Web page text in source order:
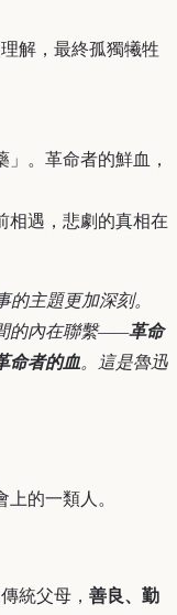
解，最終孤獨犧牲
。革命者的鮮血，
相遇，悲劇的真相在
的主題更加深刻。
的內在聯繫——革命
命者的血。這是魯迅
的一類人。
統父母， 善良、勤